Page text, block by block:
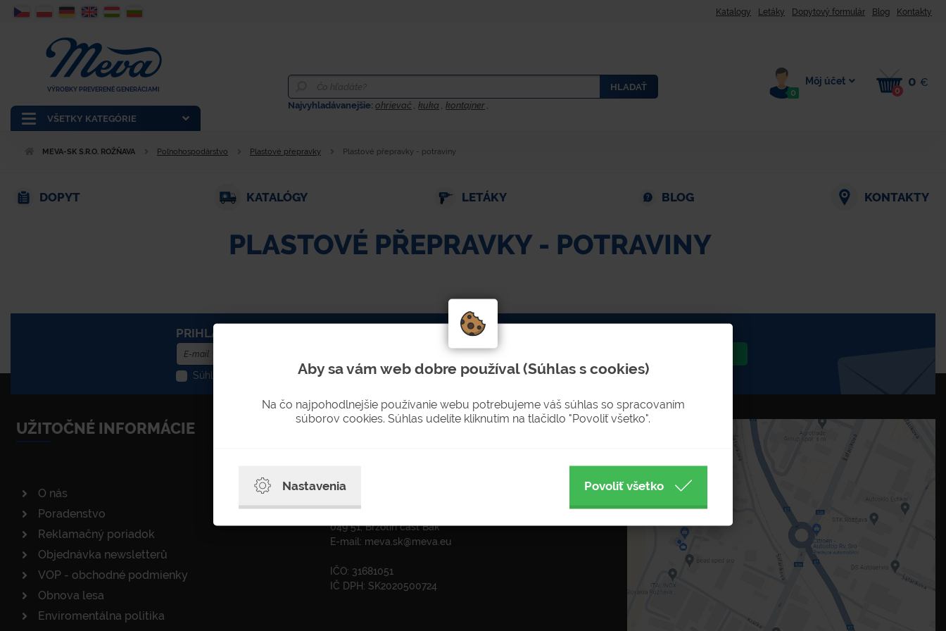
Katalogy Letáky Dopytový formulár Blog Kontakty
VŠETKY KATEGÓRIE
VÝROBKY PREVERENÉ GENERÁCIAMI
HLADAŤ
Najvyhladávanejšie:ohrievač ,kuka ,kontajner ,
0
Môj účet
0
0 €
MEVA-SK S.R.O. ROŽŇAVA Poľnohospodárstvo Plastové přepravky Plastové přepravky - potraviny
DOPYT KATALÓGY LETÁKY BLOG KONTAKTY
PLASTOVÉ PŘEPRAVKY - POTRAVINY
PRIHLÁSENIE DO NEWSLETTERU Nenechajte si újsť novinky
Súhlasím so spracovaním osobných údajov pre zasielanie newsletterov
UŽITOČNÉ INFORMÁCIE
O nás
Poradenstvo
Reklamačný poriadok
Objednávka newsletterů
VOP - obchodné podmienky
Obnova lesa
Enviromentálna politika
ADRESA
Krátka 574
049 51, Brzotín časť Bak
E-mail: meva.sk@meva.eu
IČO: 31681051
IČ DPH: SK2020500724
Aby sa vám web dobre používal (Súhlas s cookies)
Na čo najpohodlnejšie používanie webu potrebujeme váš súhlas so spracovaním
súborov cookies. Súhlas udelíte kliknutím na tlačidlo "Povoliť všetko".
Nastavenia Povoliť všetko